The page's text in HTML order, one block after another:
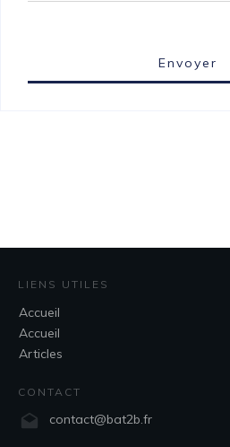
Envoyer
LIENS UTILES
Accueil
Accueil
Articles
CONTACT
contact@bat2b.fr